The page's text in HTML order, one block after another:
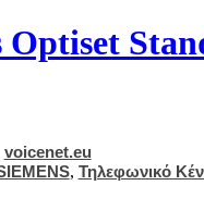
Optiset
voicenet.eu
, Τηλεφωνικό